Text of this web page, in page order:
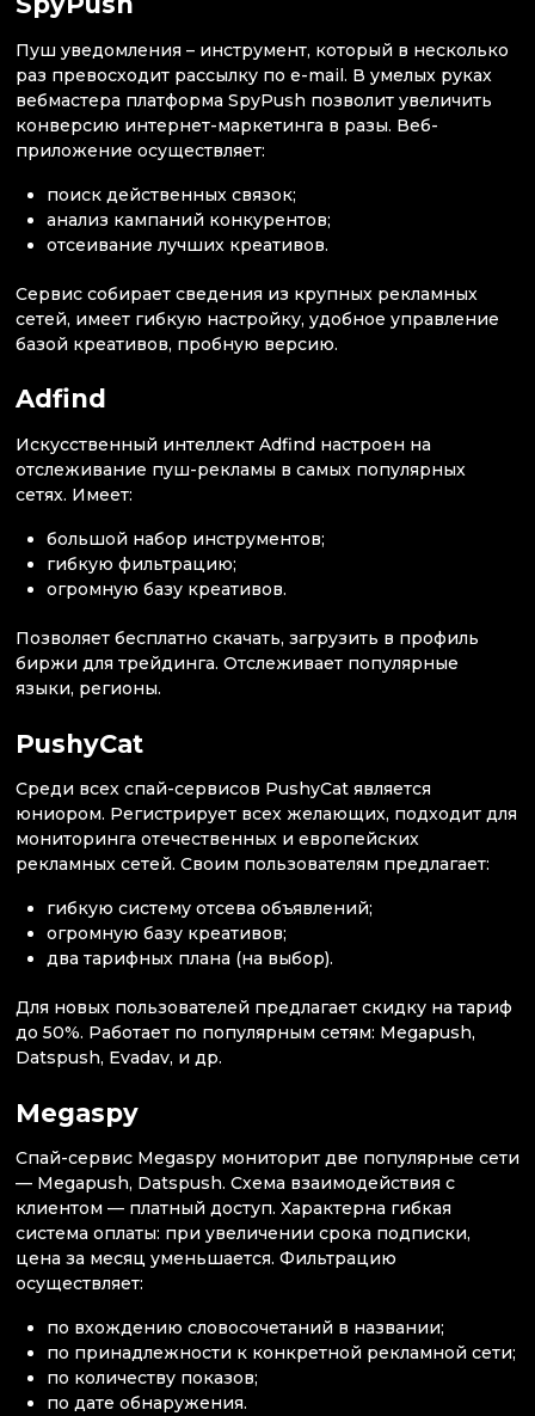
Пуш уведомления – инструмент, который в несколько
раз превосходит рассылку по e-mail. В умелых руках
вебмастера платформа SpyPush позволит увеличить
конверсию интернет-маркетинга в разы. Веб-
приложение осуществляет:
поиск действенных связок;
анализ кампаний конкурентов;
отсеивание лучших креативов.
Сервис собирает сведения из крупных рекламных
сетей, имеет гибкую настройку, удобное управление
базой креативов, пробную версию.
Adfind
Искусственный интеллект Adfind настроен на
отслеживание пуш-рекламы в самых популярных
сетях. Имеет:
большой набор инструментов;
гибкую фильтрацию;
огромную базу креативов.
Позволяет бесплатно скачать, загрузить в профиль
биржи для трейдинга. Отслеживает популярные
языки, регионы.
PushyCat
Среди всех спай-сервисов PushyCat является
юниором. Регистрирует всех желающих, подходит для
мониторинга отечественных и европейских
рекламных сетей. Своим пользователям предлагает:
гибкую систему отсева объявлений;
огромную базу креативов;
два тарифных плана (на выбор).
Для новых пользователей предлагает скидку на тариф
до 50%. Работает по популярным сетям: Megapush,
Datspush, Evadav, и др.
Megaspy
Спай-сервис Megaspy мониторит две популярные сети
— Megapush, Datspush. Схема взаимодействия с
клиентом — платный доступ. Характерна гибкая
система оплаты: при увеличении срока подписки,
цена за месяц уменьшается. Фильтрацию
осуществляет:
по вхождению словосочетаний в названии;
по принадлежности к конкретной рекламной сети;
по количеству показов;
по дате обнаружения.